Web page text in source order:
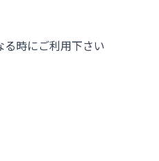
時にご利用下さい